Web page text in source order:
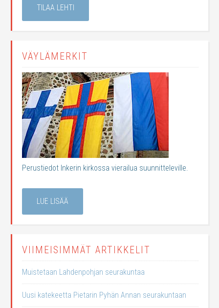
TILAA LEHTI
VÄYLÄMERKIT
Perustiedot Inkerin kirkossa vierailua suunnitteleville.
LUE LISÄÄ
VIIMEISIMMÄT ARTIKKELIT
Muistetaan Lahdenpohjan seurakuntaa
Uusi katekeetta Pietarin Pyhän Annan seurakuntaan